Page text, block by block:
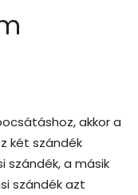
akkor a
két szándék
szándék, a másik
szándék azt